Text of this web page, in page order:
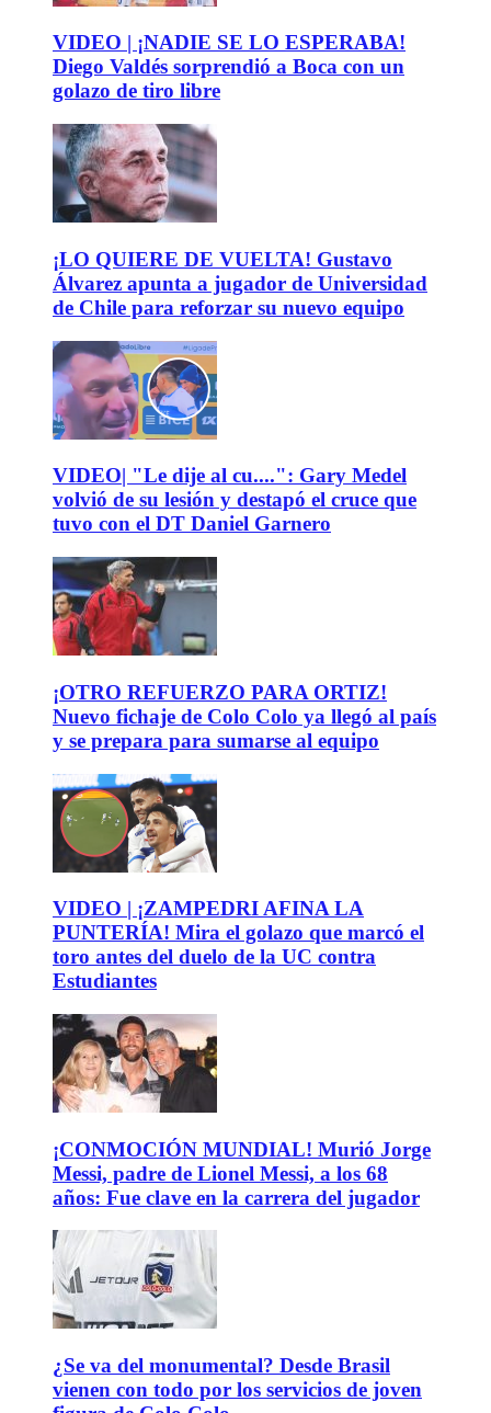
VIDEO | ¡NADIE SE LO ESPERABA!
Diego Valdés sorprendió a Boca con un
golazo de tiro libre
¡LO QUIERE DE VUELTA! Gustavo
Álvarez apunta a jugador de Universidad
de Chile para reforzar su nuevo equipo
VIDEO| "Le dije al cu....": Gary Medel
volvió de su lesión y destapó el cruce que
tuvo con el DT Daniel Garnero
¡OTRO REFUERZO PARA ORTIZ!
Nuevo fichaje de Colo Colo ya llegó al país
y se prepara para sumarse al equipo
VIDEO | ¡ZAMPEDRI AFINA LA
PUNTERÍA! Mira el golazo que marcó el
toro antes del duelo de la UC contra
Estudiantes
¡CONMOCIÓN MUNDIAL! Murió Jorge
Messi, padre de Lionel Messi, a los 68
años: Fue clave en la carrera del jugador
¿Se va del monumental? Desde Brasil
vienen con todo por los servicios de joven